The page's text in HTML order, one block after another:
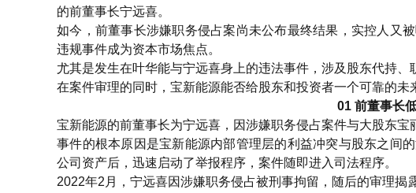
的前董事长宁远喜。
如今，前董事长涉嫌职务侵占案尚未公布最终结果，实控人又
违规事件成为资本市场焦点。
尤其是发生在叶华能与宁远喜身上的违法事件，涉及股东代持、
在案件审理的同时，宝新能源能否给股东和投资者一个可靠的未
01 前董事长
宝新能源的前董事长为宁远喜，因涉嫌职务侵占案件与大股东宝
事件的根本原因是宝新能源内部管理层的利益冲突与股东之间
公司资产后，迅速启动了举报程序，案件随即进入司法程序。
2022年2月，宁远喜因涉嫌职务侵占被刑事拘留，随后的审理揭